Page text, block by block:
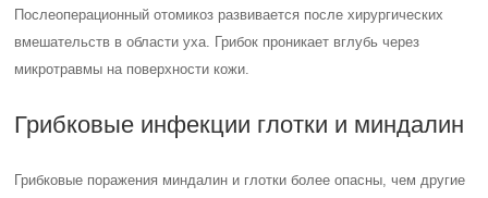
Послеоперационный отомикоз развивается после хирургических
вмешательств в области уха. Грибок проникает вглубь через
микротравмы на поверхности кожи.
Грибковые инфекции глотки и миндалин
Грибковые поражения миндалин и глотки более опасны, чем другие